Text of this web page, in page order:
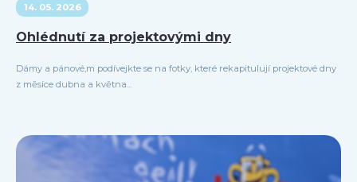
14. 05. 2026
Ohlédnutí za projektovými dny
Dámy a pánové,m podívejkte se na fotky, které rekapitulují projektové dny
z měsíce dubna a května...